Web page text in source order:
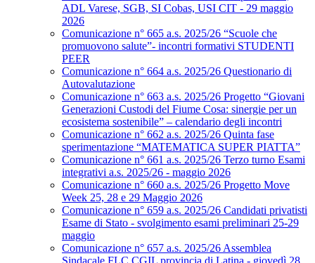
ADL Varese, SGB, SI Cobas, USI CIT - 29 maggio
2026
Comunicazione n° 665 a.s. 2025/26 “Scuole che
promuovono salute”- incontri formativi STUDENTI
PEER
Comunicazione n° 664 a.s. 2025/26 Questionario di
Autovalutazione
Comunicazione n° 663 a.s. 2025/26 Progetto “Giovani
Generazioni Custodi del Fiume Cosa: sinergie per un
ecosistema sostenibile” – calendario degli incontri
Comunicazione n° 662 a.s. 2025/26 Quinta fase
sperimentazione “MATEMATICA SUPER PIATTA”
Comunicazione n° 661 a.s. 2025/26 Terzo turno Esami
integrativi a.s. 2025/26 - maggio 2026
Comunicazione n° 660 a.s. 2025/26 Progetto Move
Week 25, 28 e 29 Maggio 2026
Comunicazione n° 659 a.s. 2025/26 Candidati privatisti
Esame di Stato - svolgimento esami preliminari 25-29
maggio
Comunicazione n° 657 a.s. 2025/26 Assemblea